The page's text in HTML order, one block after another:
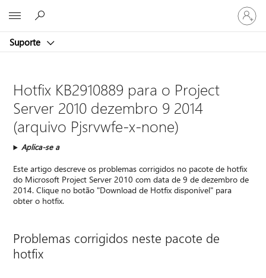
Suporte
Entre
em
sua
Hotfix KB2910889 para o Project
Server 2010 dezembro 9 2014
(arquivo Pjsrvwfe-x-none)
Aplica-se a
Este artigo descreve os problemas corrigidos no pacote de hotfix
do Microsoft Project Server 2010 com data de 9 de dezembro de
2014. Clique no botão "Download de Hotfix disponível" para
obter o hotfix.
Problemas corrigidos neste pacote de
hotfix